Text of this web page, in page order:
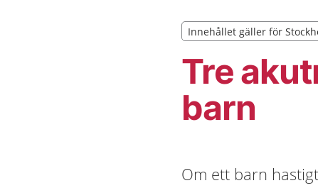
Tre
barn
Innehållet gäller för
Innehållet gäller för
Om ett barn